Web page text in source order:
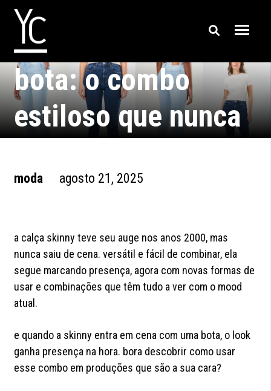
calça skinny com
bota: o combo
estiloso que nunca
moda agosto 21, 2025
a calça skinny teve seu auge nos anos 2000, mas
nunca saiu de cena. versátil e fácil de combinar, ela
segue marcando presença, agora com novas formas de
usar e combinações que têm tudo a ver com o mood
atual.
e quando a skinny entra em cena com uma bota, o look
ganha presença na hora. bora descobrir como usar
esse combo em produções que são a sua cara?